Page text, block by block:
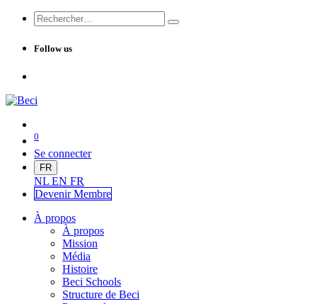
Follow us
0
Se connecter
FR
NL EN FR
Devenir Membre
À propos
À propos
Mission
Média
Histoire
Beci Schools
Structure de Beci